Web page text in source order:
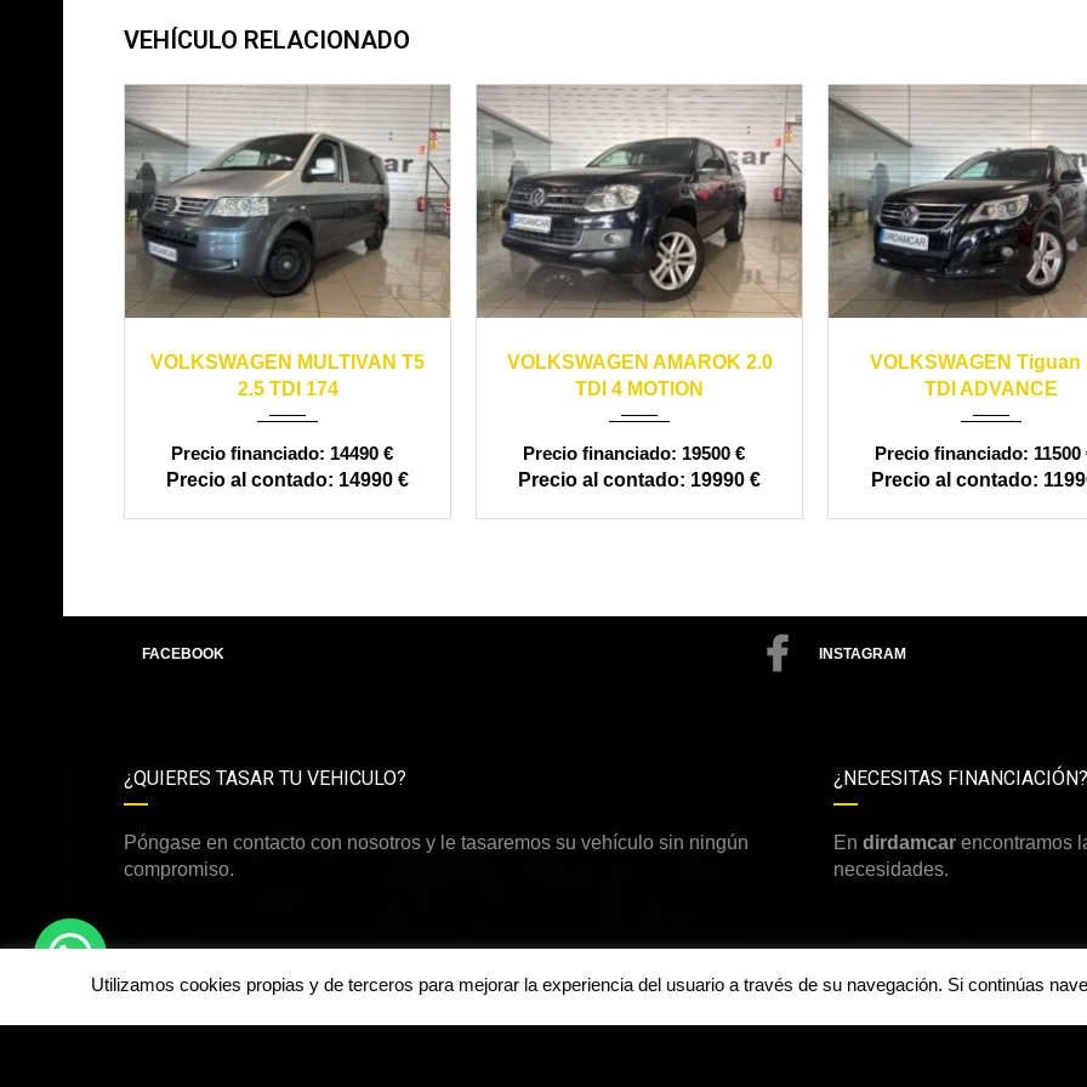
VEHÍCULO RELACIONADO
VOLKSWAGEN MULTIVAN T5
2.5 TDI 174
14490 €
14990 €
VOLKSWAGEN AMAROK 2.0
TDI 4 MOTION
19500 €
19990 €
VOLKSWAGEN Tiguan
TDI ADVANCE
11500
FACEBOOK INSTAGRAM
¿QUIERES TASAR TU VEHICULO?
Póngase en contacto con nosotros y le tasaremos su vehículo sin ningún
compromiso.
¿NECESITAS FINANCIACIÓN?
En dirdamcar encontramos
necesidades.
Utilizamos cookies propias y de terceros para mejorar la experiencia del usuario a través de su navegación. Si continúas